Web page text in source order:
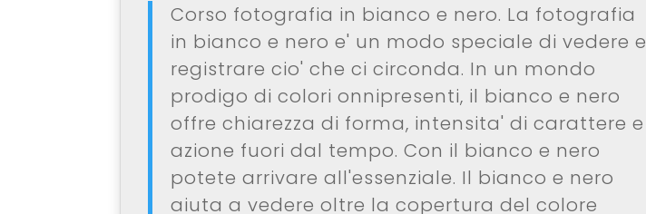
Corso fotografia in bianco e nero. La fotografia
in bianco e nero e' un modo speciale di vedere e
registrare cio' che ci circonda. In un mondo
prodigo di colori onnipresenti, il bianco e nero
offre chiarezza di forma, intensita' di carattere e
azione fuori dal tempo. Con il bianco e nero
potete arrivare all'essenziale. Il bianco e nero
aiuta a vedere oltre la copertura del colore